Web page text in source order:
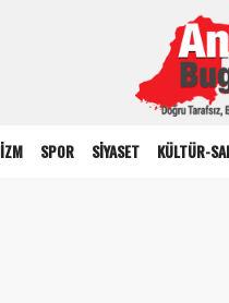
SPOR SİYASET KÜLTÜR-